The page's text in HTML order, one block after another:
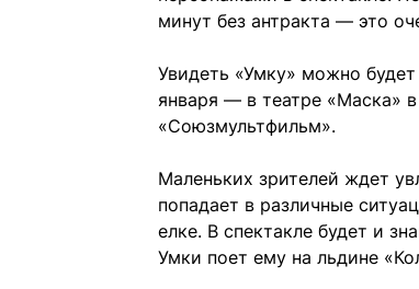
минут без антракта — это
Увидеть «Умку» можно
января — в театре «Маска»
«Союзмультфильм».
Маленьких зрителей ждет
попадает в различные
елке. В спектакле будет и
Умки поет ему на льдине